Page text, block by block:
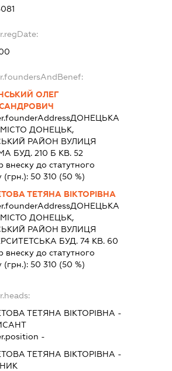
ОЛЕГ
ДОНЕЦЬКА
ДОНЕЦЬК,
РАЙОН ВУЛИЦЯ
БУД. 210 Б КВ. 52
внеску до статутного
(грн.): 50 310 (50 %)
ТЕТЯНА ВІКТОРІВНА
ДОНЕЦЬКА
ДОНЕЦЬК,
РАЙОН ВУЛИЦЯ
БУД. 74 КВ. 60
внеску до статутного
(грн.): 50 310 (50 %)
ТЕТЯНА ВІКТОРІВНА -
-
ТЕТЯНА ВІКТОРІВНА -